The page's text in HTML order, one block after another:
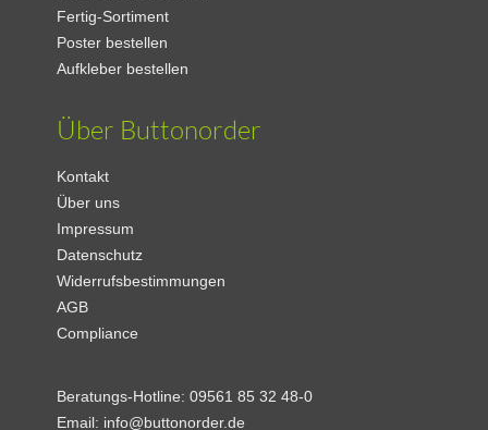
Fertig-Sortiment
Poster bestellen
Aufkleber bestellen
Über Buttonorder
Kontakt
Über uns
Impressum
Datenschutz
Widerrufsbestimmungen
AGB
Compliance
Beratungs-Hotline:09561 85 32 48-0
Email: info@buttonorder.de